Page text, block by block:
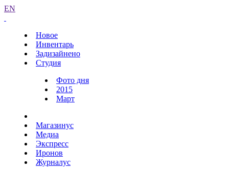
EN
Новое
Инвентарь
Задизайнено
Студия
Фото дня
2015
Март
Магазинус
Медиа
Экспресс
Иронов
Журналус